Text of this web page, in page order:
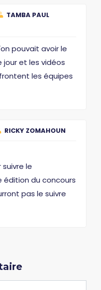
TAMBA PAUL
pouvait avoir le
et les vidéos
les équipes
RICKY ZOMAHOUN
le
édition du concours
pas le suivre